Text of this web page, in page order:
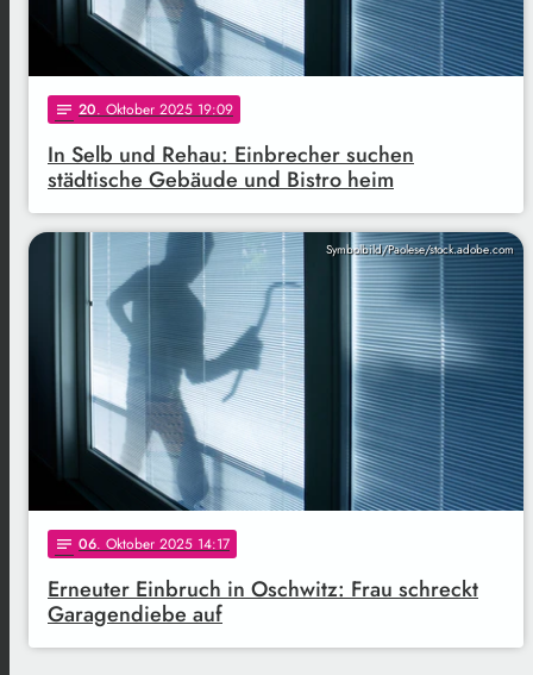
notes 20. Oktober 2025 19:09
In Selb und Rehau: Einbrecher suchen
städtische Gebäude und Bistro heim
Symbolbild/Paolese/stock.adobe.com
notes 06. Oktober 2025 14:17
Erneuter Einbruch in Oschwitz: Frau schreckt
Garagendiebe auf